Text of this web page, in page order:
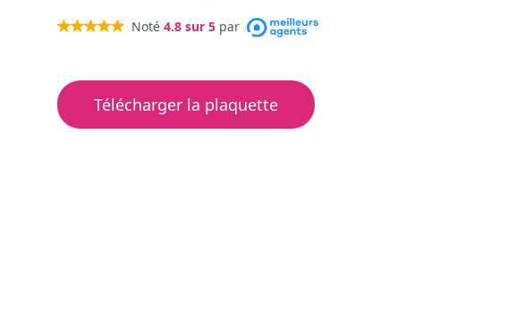
Noté 4.8 sur 5 par
Télécharger la plaquette